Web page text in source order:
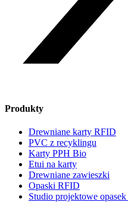
Produkty
Drewniane karty RFID
PVC z recyklingu
Karty PPH Bio
Etui na karty
Drewniane zawieszki
Opaski RFID
Studio projektowe opasek